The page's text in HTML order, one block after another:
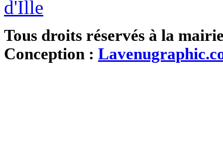
Tous droits réservés à la
Conception :